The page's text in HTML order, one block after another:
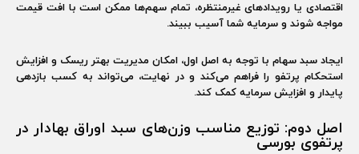
اقتصادی یا رویدادهای غیرمنتظره، تمام سهم‌ها ممکن است با افت قیمت
مواجه شوند و سرمایه شما آسیب ببیند.
ایجاد سبد سهام با توجه به اصل اول، امکان مدیریت بهتر ریسک و افزایش
استحکام پرتفو را فراهم می‌کند و در نهایت، می‌تواند به کسب بازدهی
پایدار و افزایش سرمایه کمک کند.
اصل دوم: توزیع مناسب وزن‌های سبد اوراق بهادار در
پرتفوی بورسی